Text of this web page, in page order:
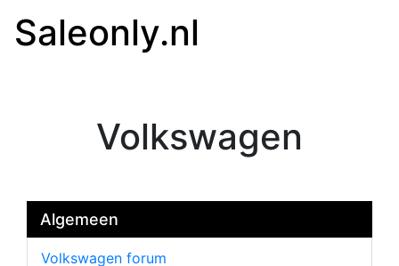
Saleonly.nl
Volkswagen
Algemeen
Volkswagen forum